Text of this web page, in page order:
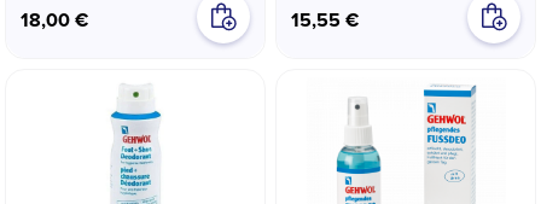
18,00 € 15,55 €